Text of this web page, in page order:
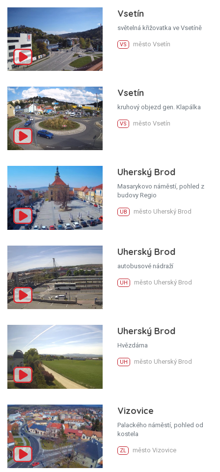
Vsetín
světelná křižovatka ve Vsetíně
VS město Vsetín
Vsetín
kruhový objezd gen. Klapálka
VS město Vsetín
Uherský Brod
Masarykovo náměstí, pohled z
budovy Regio
UB město Uherský Brod
Uherský Brod
autobusové nádraží
UH město Uherský Brod
Uherský Brod
Hvězdárna
UH město Uherský Brod
Vizovice
Palackého náměstí, pohled od
kostela
ZL město Vizovice